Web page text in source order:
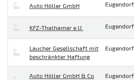
Auto Höller GmbH Eugendorf
KFZ-Thalhamer e.U. Eugendorf
Laucher Gesellschaft mit
beschränkter Haftung
Eugendorf
Auto Höller GmbH & Co
Eugendorf